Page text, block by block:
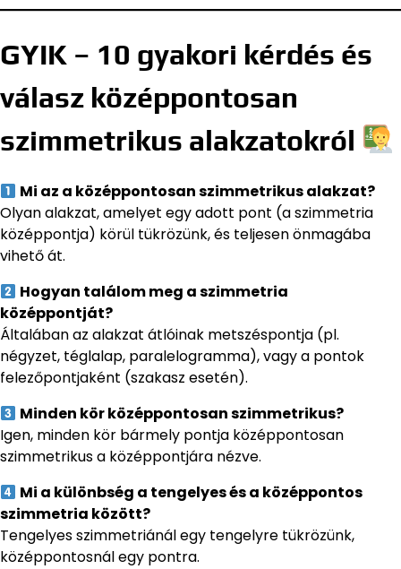
GYIK – 10 gyakori kérdés és
válasz középpontosan
szimmetrikus alakzatokról
Mi az a középpontosan szimmetrikus alakzat?
Olyan alakzat, amelyet egy adott pont (a szimmetria
középpontja) körül tükrözünk, és teljesen önmagába
vihető át.
Hogyan találom meg a szimmetria
középpontját?
Általában az alakzat átlóinak metszéspontja (pl.
négyzet, téglalap, paralelogramma), vagy a pontok
felezőpontjaként (szakasz esetén).
Minden kör középpontosan szimmetrikus?
Igen, minden kör bármely pontja középpontosan
szimmetrikus a középpontjára nézve.
Mi a különbség a tengelyes és a középpontos
szimmetria között?
Tengelyes szimmetriánál egy tengelyre tükrözünk,
középpontosnál egy pontra.